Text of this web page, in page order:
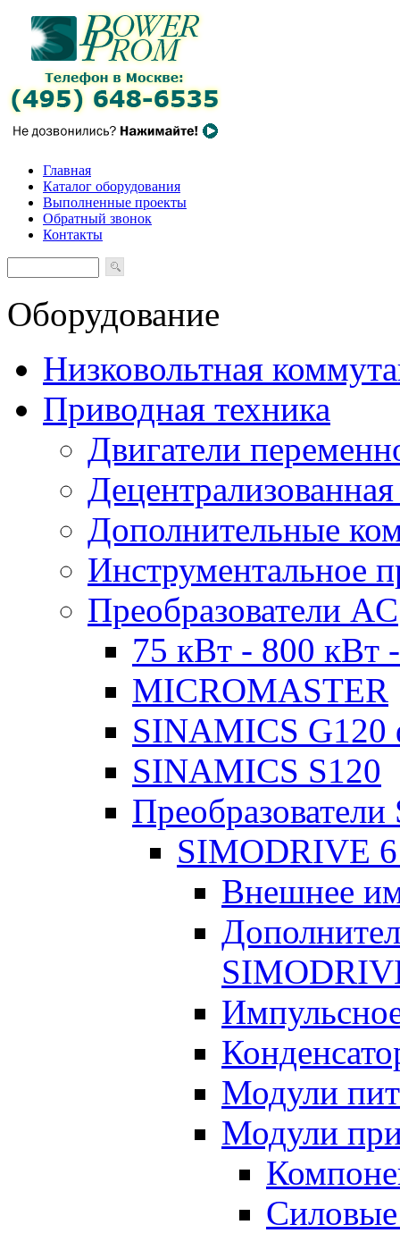
Главная
Каталог оборудования
Выполненные проекты
Обратный звонок
Контакты
Оборудование
Низковольтная
Приводная техника
Двигатели
Дополнительные
Инструментальное
Преобразователи AC
75 кВт - 800 кВт
MICROMASTER
SINAMICS G120
SINAMICS S120
SIMODRIVE
Внешнее
Модули
Модули